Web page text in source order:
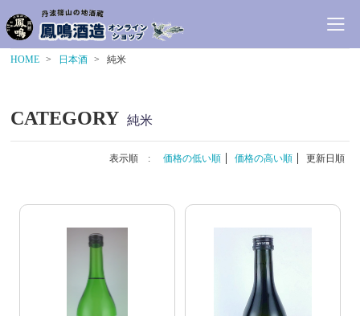
HOME 日本酒 純米
CATEGORY 純米
表示順 : 価格の低い順 価格の高い順 更新日順